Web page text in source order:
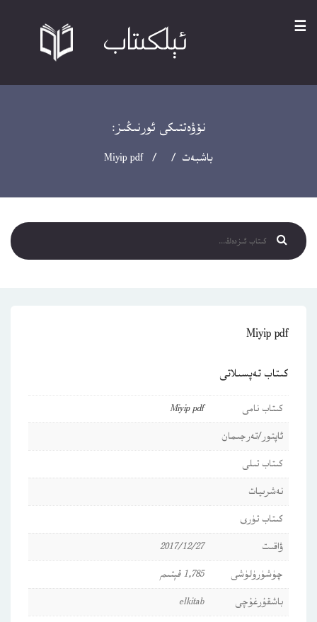
☰
نۆۋەتتىكى ئورنىڭىز:
باشبەت / / Miyip pdf
Miyip pdf
كىتاب تەپسىلاتى
كىتاب نامى
Miyip pdf
ئاپتور/تەرجىمان
كىتاب تىلى
نەشرىيات
كىتاب تۈرى
ۋاقىت
2017/12/27
چۈشۈرۈلۈشى
1,785 قېتىم
باشقۇرغۇچى
elkitab